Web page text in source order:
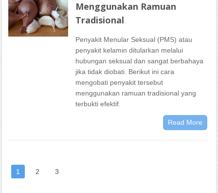
Menggunakan Ramuan
Tradisional
Penyakit Menular Seksual (PMS) atau
penyakit kelamin ditularkan melalui
hubungan seksual dan sangat berbahaya
jika tidak diobati. Berikut ini cara
mengobati penyakit tersebut
menggunakan ramuan tradisional yang
terbukti efektif.
Read More
1 2 3